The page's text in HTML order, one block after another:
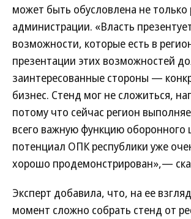
может быть обусловлена не
администрации. «Власть
возможности, которые есть в
презентации этих возможностей
заинтересованные стороны —
бизнес. Стенд мог не сложиться,
потому что сейчас регион
всего важную функцию оборонного
потенциал ОПК республики уже
хорошо продемонстрирован»,—
Эксперт добавила, что, на ее
момент сложно собрать стенд от